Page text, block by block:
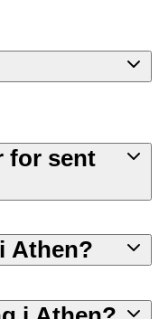
for sent
Athen?